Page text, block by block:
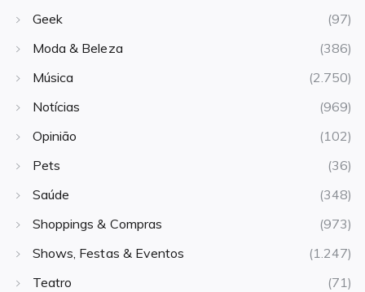
Geek
(97)
Moda & Beleza
(386)
Música
(2.750)
Notícias
(969)
Opinião
(102)
Pets
(36)
Saúde
(348)
Shoppings & Compras
(973)
Shows, Festas & Eventos
(1.247)
Teatro
(71)